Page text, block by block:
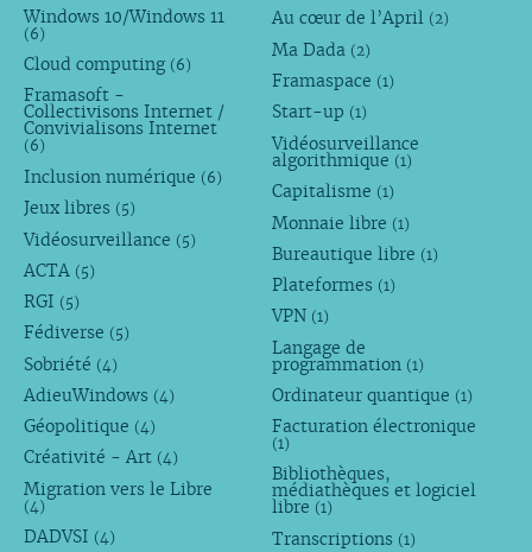
Windows 10/Windows 11
(6)
Cloud computing (6)
Framasoft -
Collectivisons Internet /
Convivialisons Internet
(6)
Inclusion numérique (6)
Jeux libres (5)
Vidéosurveillance (5)
ACTA (5)
RGI (5)
Fédiverse (5)
Sobriété (4)
AdieuWindows (4)
Géopolitique (4)
Créativité - Art (4)
Migration vers le Libre
(4)
DADVSI (4)
Au cœur de l’April (2)
Ma Dada (2)
Framaspace (1)
Start-up (1)
Vidéosurveillance
algorithmique (1)
Capitalisme (1)
Monnaie libre (1)
Bureautique libre (1)
Plateformes (1)
VPN (1)
Langage de
programmation (1)
Ordinateur quantique (1)
Facturation électronique
(1)
Bibliothèques,
médiathèques et logiciel
libre (1)
Transcriptions (1)